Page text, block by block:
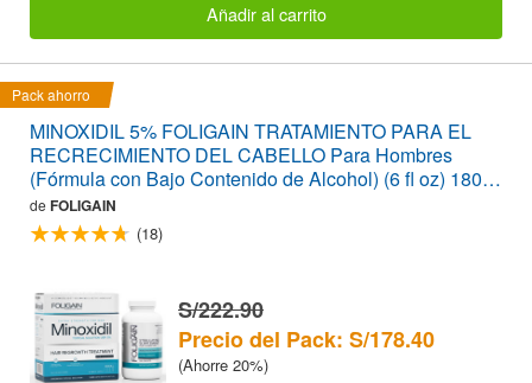
Añadir al carrito
Pack ahorro
MINOXIDIL 5% FOLIGAIN TRATAMIENTO PARA EL
RECRECIMIENTO DEL CABELLO Para Hombres
(Fórmula con Bajo Contenido de Alcohol) (6 fl oz) 180ml
Suministro para 3 Meses + FOLIGAIN PARA LA
PÉRDIDA DEL CABELLO 120 Cápsulas PACK
AHORRO
de FOLIGAIN
(18)
S/222.90
Precio del Pack: S/178.40
(Ahorre 20%)